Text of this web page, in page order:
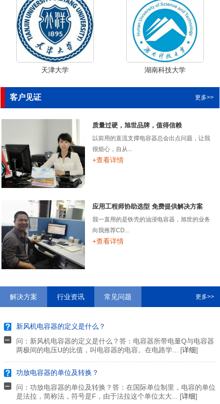
天津大学 湖南科技大学
客户见证 更多>>
质量过硬，旭世品牌，值得信赖
以前用的直流支撑电容器总会出点问题，让我
很烦心，自从...
+查看详情
应用工程师协助选型 免费提供解决方案
我一直用的是铁壳的油浸电容器，旭世的业务
向我推荐CD...
+查看详情
解决方案 行业资讯 常见问题 更多>>
新风机电容器的定义是什么？
问：新风机电容器的定义是什么？答：电容器所带电量Q与电容器
两极间的电压U的比值，叫电容器的电容。在电路学... [详细]
功放电容器的单位及转换？
问：功放电容器的单位及转换？答：在国际单位制里，电容的单位
是法拉，简称法，符号是F，由于法拉这个单位太大... [详细]